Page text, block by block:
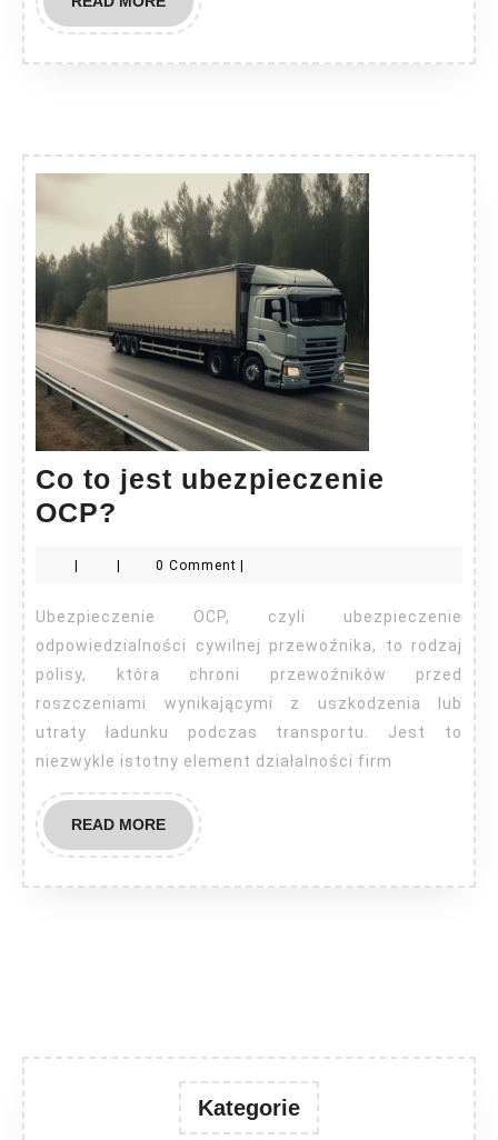
MORE
Co to jest ubezpieczenie
OCP?
jest
ubezpieczenie
OCP?
0 Comment
Ubezpieczenie OCP, czyli ubezpieczenie
odpowiedzialności cywilnej przewoźnika, to rodzaj
polisy, która chroni przewoźników przed
roszczeniami wynikającymi z uszkodzenia lub
utraty ładunku podczas transportu. Jest to
niezwykle istotny element działalności firm
READ MOREREAD
MORE
Kategorie